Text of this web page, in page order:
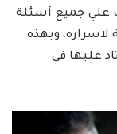
علي جميع أسئلة
لاسراره، وبهذه
عليها في